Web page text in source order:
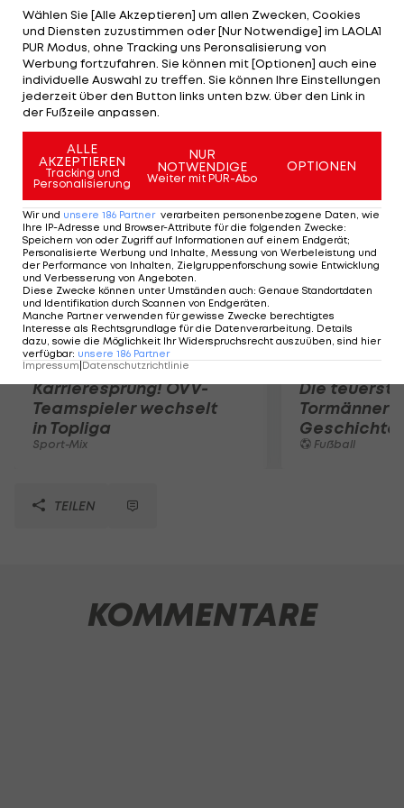
Laufeinheiten absolvieren. "So eine OP darf man
nicht unterschätzen", wird Fuchs auf der
Homepage des deutschen Bundesligisten zitiert.
Der 26-Jährige nimmt noch Antibiotika ein. Auf
Steak und Rippchen musste er beim montägigen
Grillabend verzichten.
Mehr zum Thema
Karrieresprung! ÖVV-
Teamspieler wechselt
in Topliga
Sport-Mix
Die
Tormänner
Geschichte
Fußball
TEILEN
KOMMENTARE
Wählen Sie [Alle Akzeptieren] um allen Zwecken, Cookies
und Diensten zuzustimmen oder [Nur Notwendige] im LAOLA1
PUR Modus, ohne Tracking uns Peronsalisierung von
Werbung fortzufahren. Sie können mit [Optionen] auch eine
individuelle Auswahl zu treffen. Sie können Ihre Einstellungen
jederzeit über den Button links unten bzw. über den Link in
der Fußzeile anpassen.
ALLE
AKZEPTIEREN
Tracking und
Personalisierung
NUR
NOTWENDIGE
Weiter mit PUR-Abo
OPTIONEN
Wir und unsere 186 Partner verarbeiten personenbezogene Daten, wie
Ihre IP-Adresse und Browser-Attribute für die folgenden Zwecke:
Speichern von oder Zugriff auf Informationen auf einem Endgerät;
Personalisierte Werbung und Inhalte, Messung von Werbeleistung und
der Performance von Inhalten, Zielgruppenforschung sowie Entwicklung
und Verbesserung von Angeboten.
Diese Zwecke können unter Umständen auch: Genaue Standortdaten
und Identifikation durch Scannen von Endgeräten.
Manche Partner verwenden für gewisse Zwecke berechtigtes
Interesse als Rechtsgrundlage für die Datenverarbeitung. Details
dazu, sowie die Möglichkeit Ihr Widerspruchsrecht auszuüben, sind hier
verfügbar: unsere 186 Partner
Impressum Datenschutzrichtlinie